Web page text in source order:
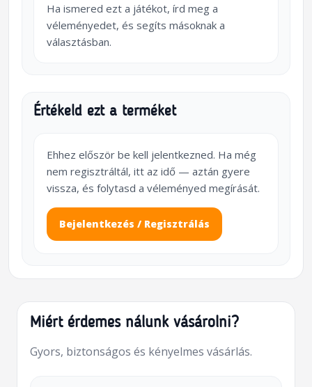
Ha ismered ezt a játékot, írd meg a
véleményedet, és segíts másoknak a
választásban.
Értékeld ezt a terméket
Ehhez először be kell jelentkezned. Ha még
nem regisztráltál, itt az idő — aztán gyere
vissza, és folytasd a véleményed megírását.
Bejelentkezés / Regisztrálás
Miért érdemes nálunk vásárolni?
Gyors, biztonságos és kényelmes vásárlás.